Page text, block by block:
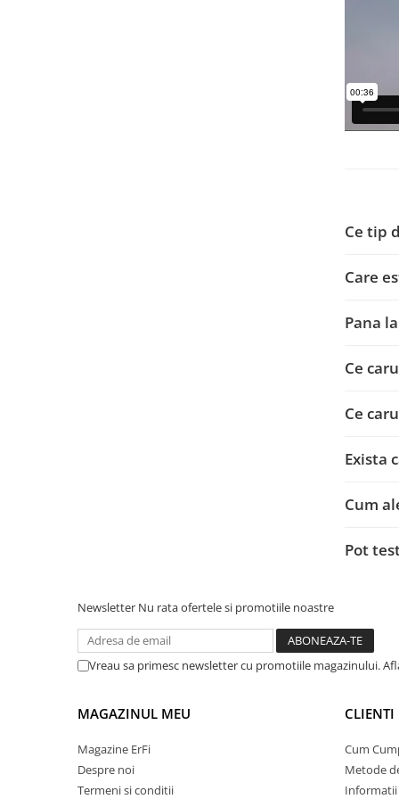
Ce tip
Care
Pana
Ce
Ce
Exista
Cum
Pot
Newsletter Nu rata ofertele si promotiile noastre
Vreau sa primesc newsletter cu promotiile magazinului.
MAGAZINUL MEU
Magazine ErFi
Despre noi
Termeni si conditii
CLIENTI
Cum
Metode